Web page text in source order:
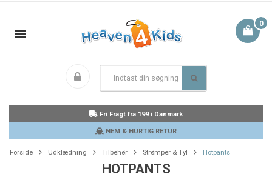
0
Fri Fragt fra 199 i Danmark
NEM & HURTIG RETUR
Forside Udklædning Tilbehør Strømper & Tyl Hotpants
HOTPANTS